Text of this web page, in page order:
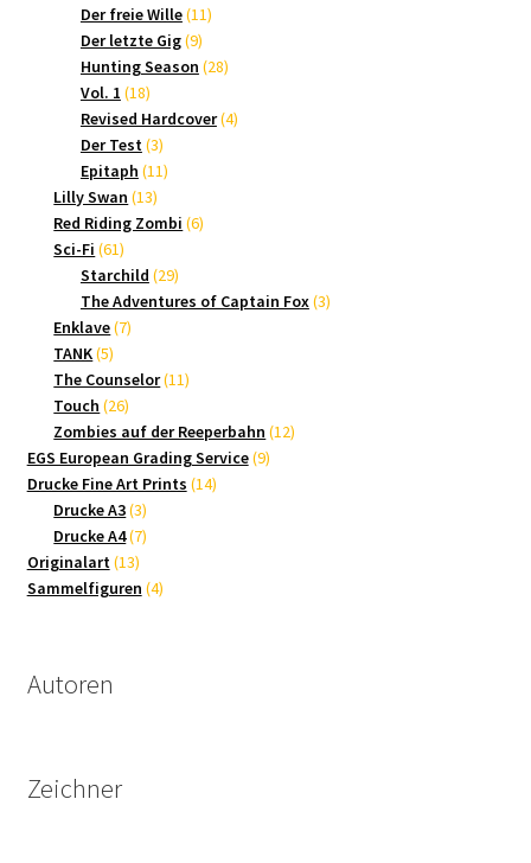
Produkte
Der freie Wille 1111
Der letzte Gig 99
Produkte
Hunting Season 2828
Vol. 1 1818
Produkte
Revised Hardcover 44
Der Test 33
Produkte
Epitaph 1111
Lilly Swan 1313
Produkte
Red Riding Zombi 66
Sci-Fi 6161
Produkte
Starchild 2929
Produkte
The Adventures of Captain Fox 33
Enklave 77
TANK 55
Produkte
The Counselor 1111
Touch 2626
Produkte
Zombies auf der Reeperbahn 1212
EGS European Grading Service 99
Drucke Fine Art Prints 1414
Drucke A3 33
Produkte
Drucke A4 77
Originalart 1313
Produkte
Sammelfiguren 44
Autoren
Zeichner